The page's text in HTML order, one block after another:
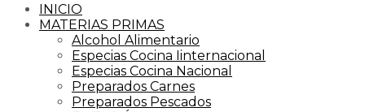
INICIO
MATERIAS PRIMAS
Alcohol Alimentario
Especias Cocina Iinternacional
Especias Cocina Nacional
Preparados Carnes
Preparados Pescados